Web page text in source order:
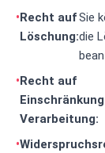
Recht auf
Löschung:
Sie
die
Recht auf
Verarbeitung: